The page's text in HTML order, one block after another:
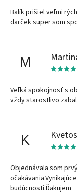
Balík prišiel veľmi
darček super som
M
Veľká spokojnosť s
vždy starostlivo
K
Objednávala som
budúcnosti.Ďakujem